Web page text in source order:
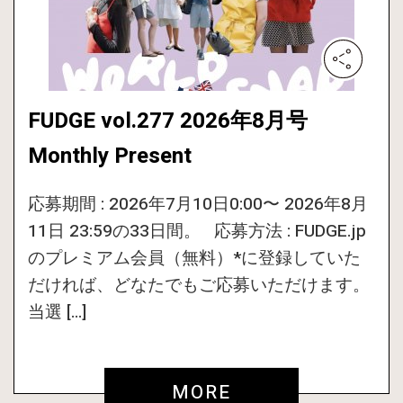
FUDGE vol.277 2026年8月号
Monthly Present
応募期間 : 2026年7月10日0:00〜 2026年8月
11日 23:59の33日間。 応募方法 : FUDGE.jp
のプレミアム会員（無料）*に登録していた
だければ、どなたでもご応募いただけます。
当選 […]
MORE